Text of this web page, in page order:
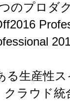
のプロダ
る生産性
ラウド統